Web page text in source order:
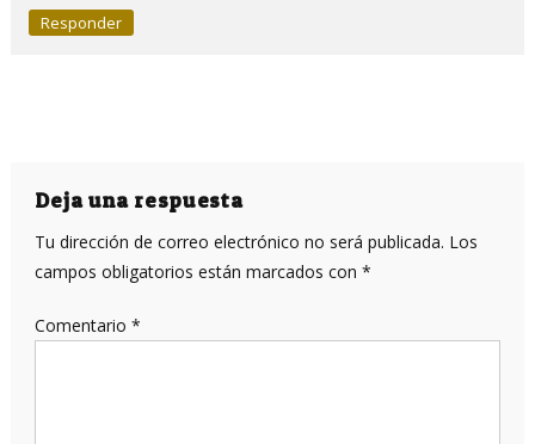
Responder
Deja una respuesta
Tu dirección de correo electrónico no será publicada. Los
campos obligatorios están marcados con *
Comentario *